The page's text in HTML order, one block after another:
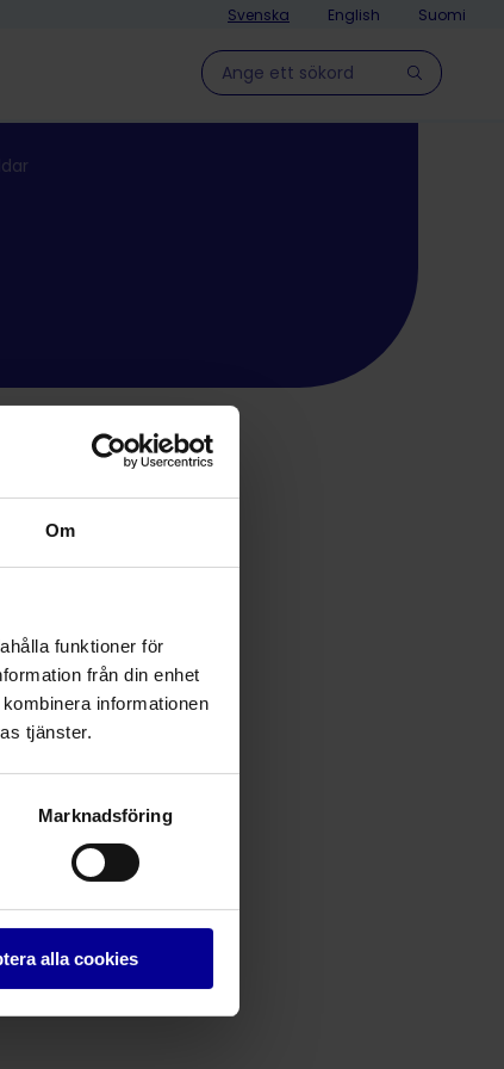
Om
funktioner för
från din enhet
informationen
tjänster.
Marknadsföring
alla cookies
Svenska English Suomi
Hae sivulla